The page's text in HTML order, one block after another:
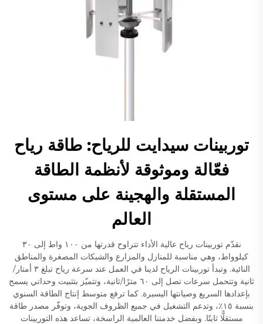
توربينات سيدايت للرياح: طاقة رياح
فعّالة وموثوقة لأنظمة الطاقة
المستقلة والهجينة على مستوى
العالم
نقدّم توربينات رياح عالية الأداء تتراوح قدرتها من ١٠٠ واط إلى ٣٠
كيلوواط، وهي مناسبة للمنازل والمزارع والشبكات المصغرة والمناطق
النائية. وتبدأ توربينات الرياح لدينا في العمل عند سرعة رياح تبلغ ٣ أمتار/
ثانية وتتحمل سرعات تصل إلى ٦٠ مترًا/ثانية، وتتميّز بتثبيت وحداتي يسمح
بإعدادها السريع وصيانتها اليسيرة. كما ترفع متوسط إنتاج الطاقة السنوي
بنسبة ١٥٪، وتدعم التشغيل في جميع الظروف الجوية، وتوفّر مصدر طاقة
مستقلًّا ثابتًا. وبفضل خدمتنا العالمية الراسخة، تساعد هذه التوربينات